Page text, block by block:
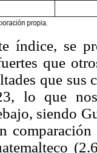
índice, se
que
que sus
lo que
siendo